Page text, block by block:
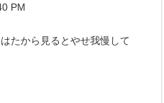
PM
たから見るとやせ我慢して